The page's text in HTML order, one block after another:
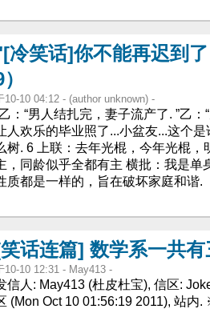
冷笑话]你不能再迟到
10-10 04:12 - (author unknown) -
：“男人结扎完，妻子流产了. ”乙
人欢乐的毕业照了...小盆友...这个
树. 6 上联：去年光棍，今年光棍
，同龄似乎全都有主 横批：我是单
质都是一样的，旨在破坏家庭和谐.
话连篇] 数学系一共有
10-10 12:31 - May413 -
信人: May413 (杜皮杜宝), 信区:
(Mon Oct 10 01:56:19 2011), 站内